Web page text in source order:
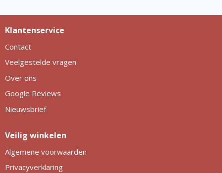
Klantenservice
Contact
Veelgestelde vragen
Over ons
Google Reviews
Nieuwsbrief
Veilig winkelen
Algemene voorwaarden
Privacyverklaring